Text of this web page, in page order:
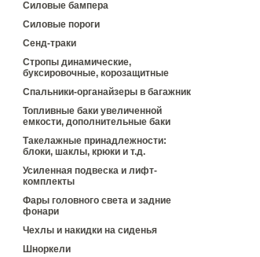
Силовые бампера
Силовые пороги
Сенд-траки
Стропы динамические,
буксировочные, корозащитные
Спальники-органайзеры в багажник
Топливные баки увеличенной
емкости, дополнительные баки
Такелажные принадлежности:
блоки, шаклы, крюки и т.д.
Усиленная подвеска и лифт-
комплекты
Фары головного света и задние
фонари
Чехлы и накидки на сиденья
Шноркели